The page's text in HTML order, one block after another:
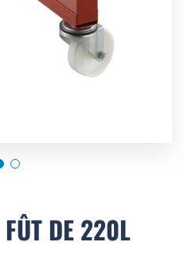
DE 220L